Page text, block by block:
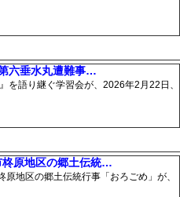
六垂水丸遭難事…
を語り継ぐ学習会が、2026年2月22日、
原地区の郷土伝統…
地区の郷土伝統行事「おろごめ」が、